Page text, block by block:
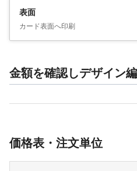
表面
カード表面へ印刷
金額を確認しデザイン
価格表・注文単位